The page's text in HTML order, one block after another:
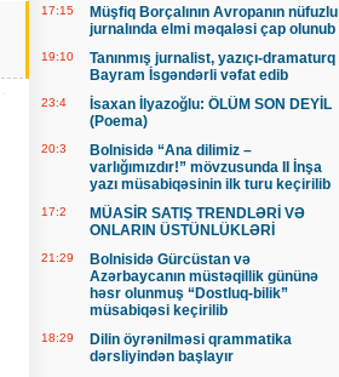
17:15
Müşfiq Borçalının Avropanın nüfuzlu
jurnalında elmi məqaləsi çap olunub
19:10
Tanınmış jurnalist, yazıçı-dramaturq
Bayram İsgəndərli vəfat edib
23:4
İsaxan İlyazoğlu: ÖLÜM SON DEYİL
(Poema)
20:3
Bolnisidə “Ana dilimiz –
varlığımızdır!” mövzusunda II İnşa
yazı müsabiqəsinin ilk turu keçirilib
17:2
MÜASİR SATIŞ TRENDLƏRİ VƏ
ONLARIN ÜSTÜNLÜKLƏRİ
21:29
Bolnisidə Gürcüstan və
Azərbaycanın müstəqillik gününə
həsr olunmuş “Dostluq-bilik”
müsabiqəsi keçirilib
18:29
Dilin öyrənilməsi qrammatika
dərsliyindən başlayır